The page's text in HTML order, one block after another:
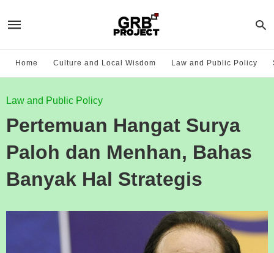
Home Culture and Local Wisdom Law and Public Policy
Law and Public Policy
Pertemuan Hangat Surya
Paloh dan Menhan, Bahas
Banyak Hal Strategis